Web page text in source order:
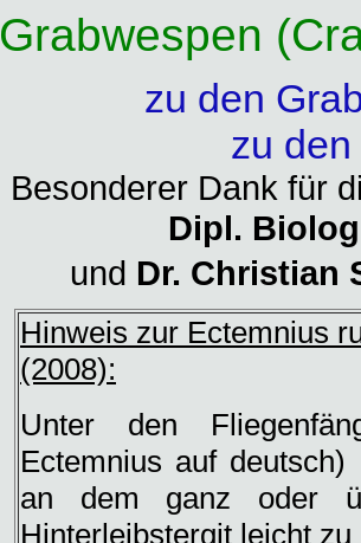
Grabwespen
zu den
zu
Besonderer Dank für
Dipl.
und Dr. Christian
Hinweis zur Ectemnius
(2008):
Unter den
Ectemnius auf
an dem ganz oder
Hinterleibstergit leicht